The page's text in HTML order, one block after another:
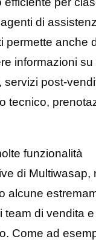
ordine in
strumento
che ti
agenti di
ti permette